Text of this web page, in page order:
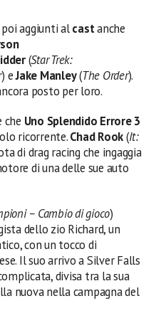
aggiunti alcastanche
(Star Trek:
) eJake Manley(The Order).
posto per loro.
che Uno Splendido Errore 3
ricorrente.Chad Rook(It:
di drag racing che ingaggia
di una delle sue auto
– Cambio di gioco)
dello zio Richard, un
con un tocco di
Il suo arrivo a Silver Falls
divisa tra la sua
nuova nella campagna del